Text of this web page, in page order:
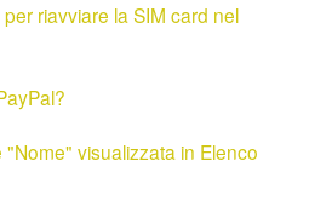
riavviare la SIM card nel
visualizzata in Elenco